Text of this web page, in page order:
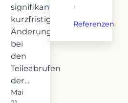
signifikanten
kurzfristigen
Änderungen
bei
den
Teileabrufen
der…
Mai
·
Referenzen